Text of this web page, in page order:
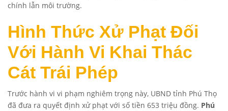
chính lẫn môi trường.
Hình Thức Xử Phạt Đối
Với Hành Vi Khai Thác
Cát Trái Phép
Trước hành vi vi phạm nghiêm trọng này, UBND tỉnh Phú Thọ
đã đưa ra quyết định xử phạt với số tiền 653 triệu đồng. Phú